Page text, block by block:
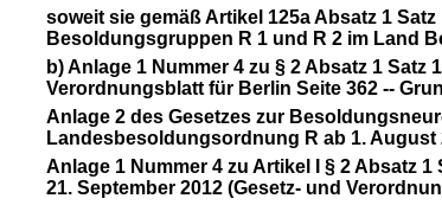
soweit sie gemäß Artikel 125a Absatz 1
Besoldungsgruppen R 1 und R 2 im Land
b) Anlage 1 Nummer 4 zu § 2 Absatz 1
Verordnungsblatt für Berlin Seite 362 --
Anlage 2 des Gesetzes zur
Landesbesoldungsordnung R ab 1. August
Anlage 1 Nummer 4 zu Artikel I § 2 Absatz
21. September 2012 (Gesetz- und